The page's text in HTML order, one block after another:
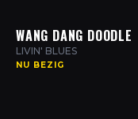
WANG DANG DOODLE
LIVIN' BLUES
NU BEZIG